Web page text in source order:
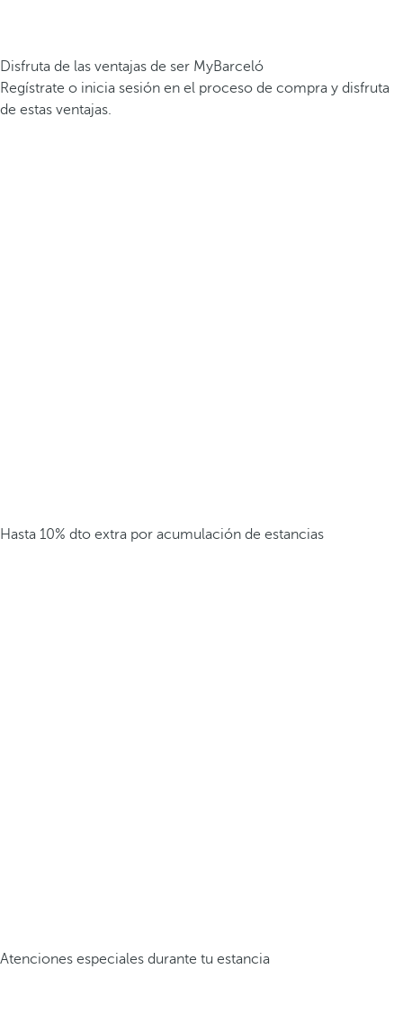
Disfruta de las ventajas de ser MyBarceló
Regístrate o inicia sesión en el proceso de compra y disfruta
de estas ventajas.
Hasta 10% dto extra por acumulación de estancias
Atenciones especiales durante tu estancia